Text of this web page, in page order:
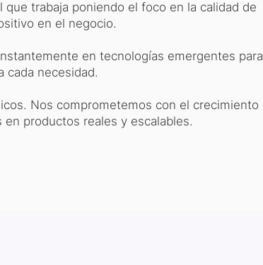
trabaja poniendo el foco en la calidad de
en el negocio.
en tecnologías emergentes para
cada necesidad.
Nos comprometemos con el crecimiento
productos reales y escalables.